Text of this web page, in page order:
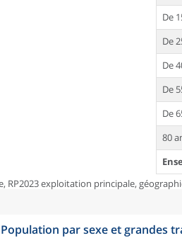
De
De
De
De
De
80
RP2023 exploitation principale,
Population par sexe et grandes